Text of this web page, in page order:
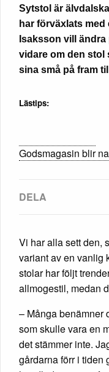
Sytstol är
har förväxlats
Isaksson vill
vidare om den stol
sina små på fram
Lästips:
Godsmagasin blir
Vi har alla sett den,
variant av en vanlig
stolar har följt
allmogestil, medan
– Många benämner
som skulle vara en
det stämmer inte.
gårdarna förr i tiden